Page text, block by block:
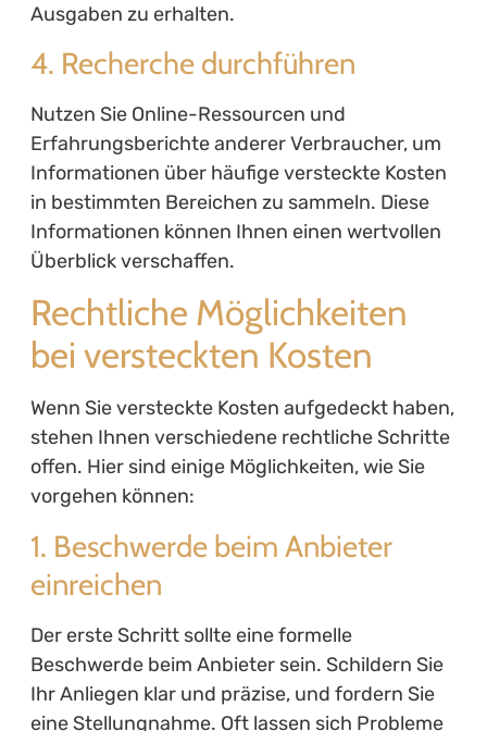
Ausgaben zu erhalten.
4. Recherche durchführen
Nutzen Sie Online-Ressourcen und
Erfahrungsberichte anderer Verbraucher, um
Informationen über häufige versteckte Kosten
in bestimmten Bereichen zu sammeln. Diese
Informationen können Ihnen einen wertvollen
Überblick verschaffen.
Rechtliche Möglichkeiten
bei versteckten Kosten
Wenn Sie versteckte Kosten aufgedeckt haben,
stehen Ihnen verschiedene rechtliche Schritte
offen. Hier sind einige Möglichkeiten, wie Sie
vorgehen können:
1. Beschwerde beim Anbieter
einreichen
Der erste Schritt sollte eine formelle
Beschwerde beim Anbieter sein. Schildern Sie
Ihr Anliegen klar und präzise, und fordern Sie
eine Stellungnahme. Oft lassen sich Probleme